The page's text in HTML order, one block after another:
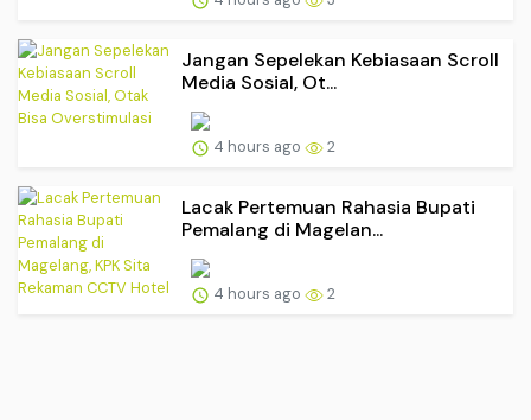
Jangan Sepelekan Kebiasaan Scroll
Media Sosial, Ot...
4 hours ago 2
Lacak Pertemuan Rahasia Bupati
Pemalang di Magelan...
4 hours ago 2